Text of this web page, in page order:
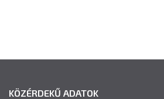
KÖZÉRDEKŰ ADATOK